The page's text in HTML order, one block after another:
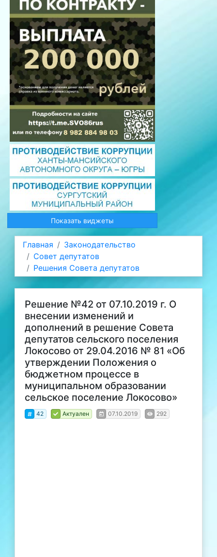
Показать виджеты
Главная
Законодательство
Совет депутатов
Решения Совета депутатов
Решение №42 от 07.10.2019 г. О
внесении изменений и
дополнений в решение Совета
депутатов сельского поселения
Локосово от 29.04.2016 № 81 «Об
утверждении Положения о
бюджетном процессе в
муниципальном образовании
сельское поселение Локосово»
42 Актуален 07.10.2019 292